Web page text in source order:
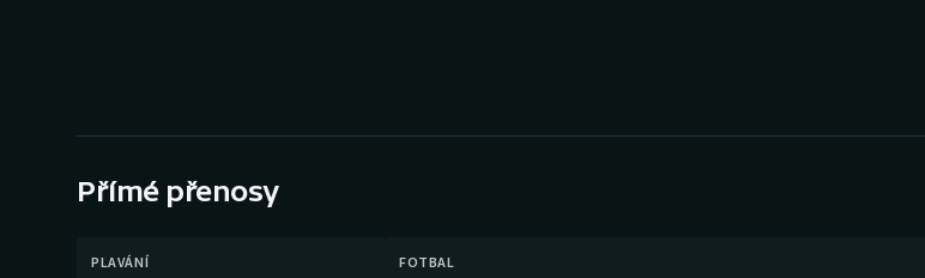
Přímé přenosy
PLAVÁNÍ FOTBAL